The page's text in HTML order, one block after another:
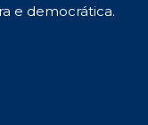
e democrática.